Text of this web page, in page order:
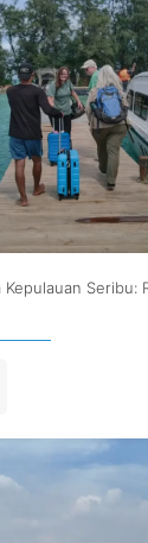
Seribu: